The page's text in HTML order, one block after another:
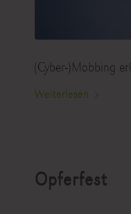
(Cyber-)Mobbing
Weiterlesen
Opferfest